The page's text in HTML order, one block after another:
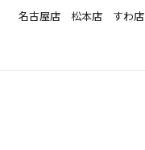
名古屋店
松本店 すわ店